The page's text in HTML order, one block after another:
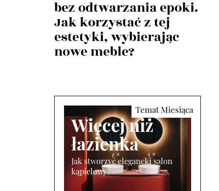
bez odtwarzania epoki.
Jak korzystać z tej
estetyki, wybierając
nowe meble?
Więcej niż
łazienka
Jak stworzyć elegancki salon
kąpielowy?